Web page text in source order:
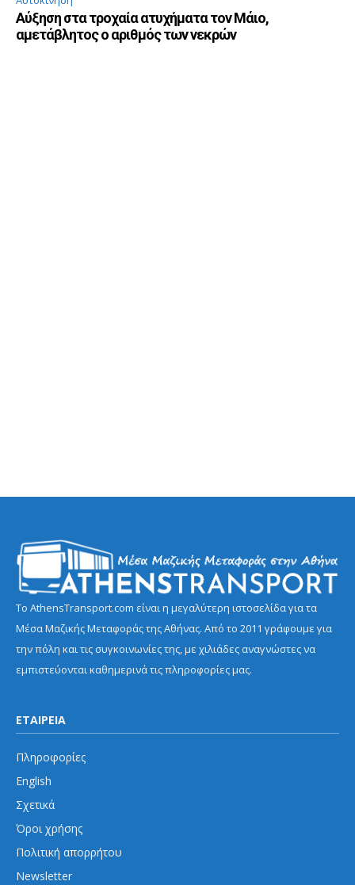
Αύξηση στα τροχαία ατυχήματα τον Μάιο,
αμετάβλητος ο αριθμός των νεκρών
Το AthensTransport.com είναι η μεγαλύτερη ιστοσελίδα για τα
Μέσα Μαζικής Μεταφοράς της Αθήνας. Από το 2011 γράφουμε για
την πόλη και τις συγκοινωνίες της, με χιλιάδες αναγνώστες να
εμπιστεύονται καθημερινά τις πληροφορίες μας.
ΕΤΑΙΡΕΙΑ
Πληροφορίες
English
Σχετικά
Όροι χρήσης
Πολιτική απορρήτου
Newsletter